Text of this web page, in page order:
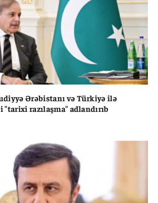
Ərəbistanı və Türkiyə ilə
razılaşma" adlandırıb